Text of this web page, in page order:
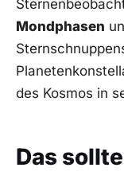
Mondphasen
des Kosmos in
Das